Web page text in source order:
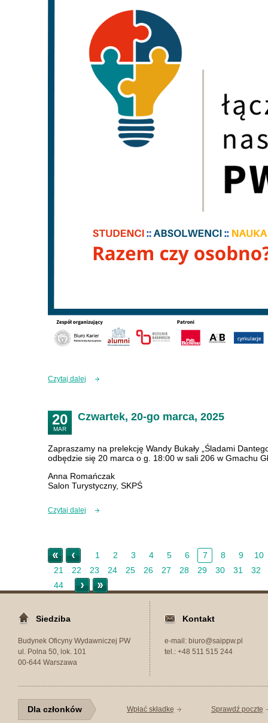
Czytaj dalej
20
MAR
Czwartek, 20-go marca, 2025
Zapraszamy na prelekcję Wandy Bukały „Śladami
odbędzie się 20 marca o g. 18:00 w sali 206 w Gmachu
Anna Romańczak
Salon Turystyczny, SKPŚ
Czytaj dalej
« Początek
< Nowsze
1 2 3 4 5 6 7 8 9
10
21
22 23 24 25 26 27 28 29 30 31
32
44
Starsze >
Siedziba
Budynek Oficyny Wydawniczej PW
ul. Polna 50, lok. 101
00-644 Warszawa
Kontakt
e-mail: biuro@saippw.pl
tel.: +48 511 515 244
Dla członków Wpłać składkę Sprawdź pocztę